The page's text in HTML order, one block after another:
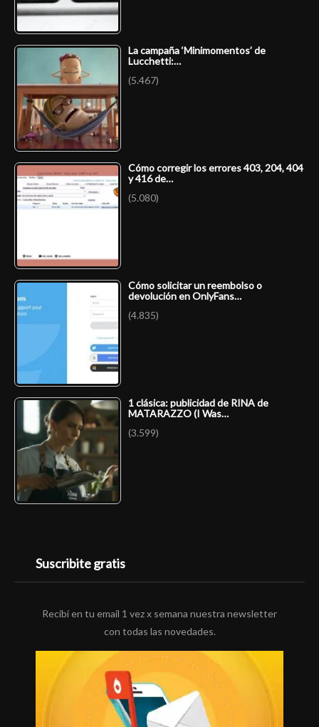
La campaña ‘Minimomentos’ de
Lucchetti:…
(5.467)
Cómo corregir los errores 403, 204, 404
y 416 de…
(5.080)
Cómo solicitar un reembolso o
devolución en OnlyFans…
(4.835)
1 clásica: publicidad de RINA de
MATARAZZO (I Was…
(3.599)
Suscribite gratis
Recibí en tu email 1 vez x semana nuestra newsletter
con todas las novedades.